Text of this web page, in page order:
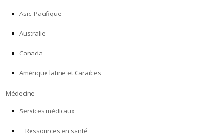
content
RECHERCHE
FORMATION
PROGRAMMES POUR LES PROFESSIONNELS
À PROPOS
Asie-Pacifique
Australie
Canada
Amérique latine et Caraïbes
Médecine
Services médicaux
Ressources en santé